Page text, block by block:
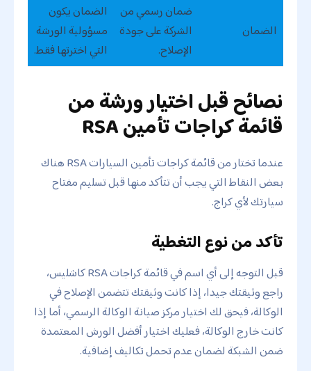
الضمان
ضمان رسمي من
الشركة على جودة
الإصلاح.
الضمان يكون
مسؤولية الورشة
التي اخترتها فقط.
نصائح قبل اختيار ورشة من
قائمة كراجات تأمين RSA
عندما تختار من قائمة كراجات تأمين السيارات RSA هناك
بعض النقاط التي يجب أن تتأكد منها قبل تسليم مفتاح
سيارتك لأي كراج.
تأكد من نوع التغطية
قبل التوجه إلى أي اسم في قائمة كراجات RSA كاشليس،
راجع وثيقتك جيدا، إذا كانت وثيقتك تتضمن الإصلاح في
الوكالة، فيحق لك اختيار مركز صيانة الوكالة الرسمي، أما إذا
كانت خارج الوكالة، فعليك اختيار أفضل الورش المعتمدة
ضمن الشبكة لضمان عدم تحمل تكاليف إضافية.